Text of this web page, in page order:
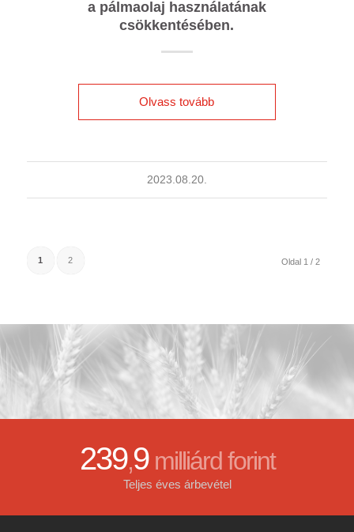
a pálmaolaj használatának
csökkentésében.
Olvass tovább
2023.08.20.
Oldal 1 / 2
1 2
239,9milliárd forint
Teljes éves árbevétel